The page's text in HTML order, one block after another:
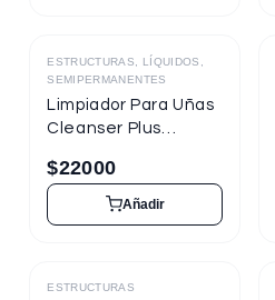
Destacado
ESTRUCTURAS, LÍQUIDOS,
SEMIPERMANENTES
Limpiador Para Uñas
Cleanser Plus
$22000
Añadir
Destacado
ESTRUCTURAS